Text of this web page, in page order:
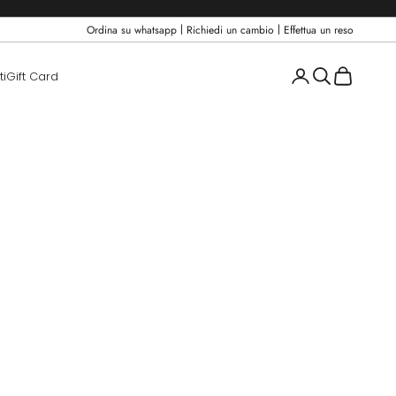
Ordina su whatsapp | Richiedi un cambio | Effettua un reso
Gift Card LoginCercaCarrello